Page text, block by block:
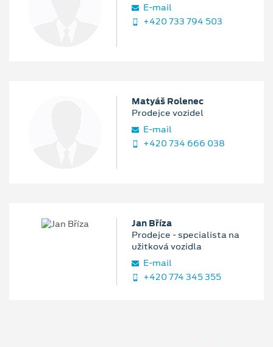
E‑mail
+420 733 794 503
Matyáš Rolenec
Prodejce vozidel
E‑mail
+420 734 666 038
Jan Bříza
Prodejce - specialista na
užitková vozidla
E‑mail
+420 774 345 355